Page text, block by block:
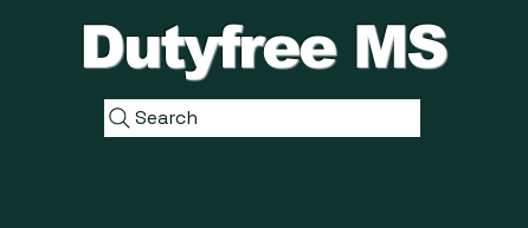
Dutyfree MS
Search